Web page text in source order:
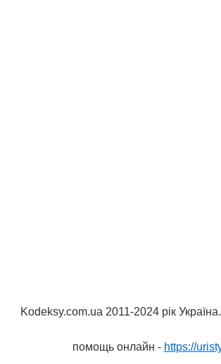
Kodeksy.com.ua 2011-2024 рік
помощь онлайн - https://